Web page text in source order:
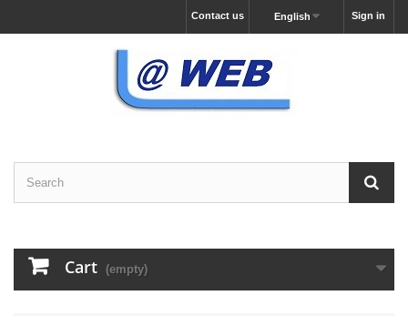
Sign in
English
Contact us
Cart (empty)